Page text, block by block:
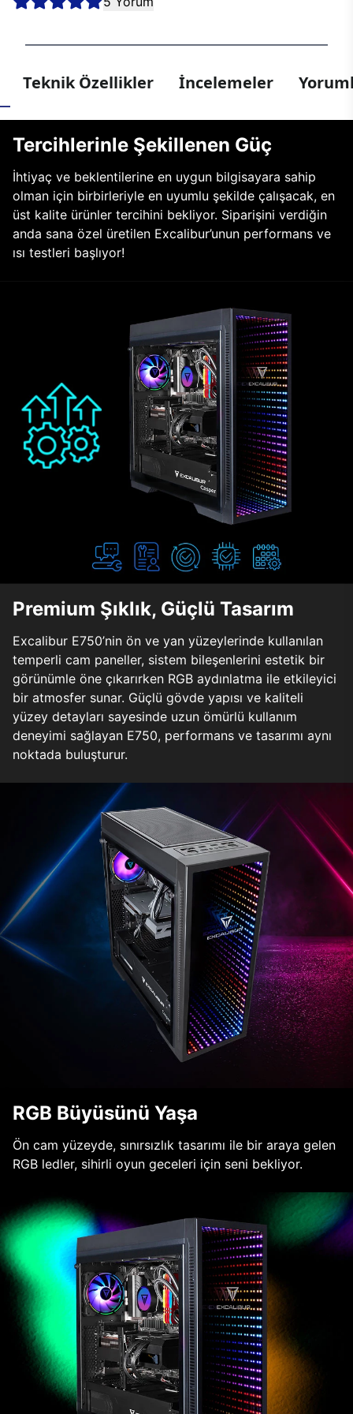
Teknik Özellikler İncelemeler
Tercihlerinle Şekillenen Güç
İhtiyaç ve beklentilerine en uygun bilgisayara sahip
olman için birbirleriyle en uyumlu şekilde çalışacak, en
üst kalite ürünler tercihini bekliyor. Siparişini verdiğin
anda sana özel üretilen Excalibur’unun performans ve
ısı testleri başlıyor!
Premium Şıklık, Güçlü Tasarım
Excalibur E750’nin ön ve yan yüzeylerinde kullanılan
temperli cam paneller, sistem bileşenlerini estetik bir
görünümle öne çıkarırken RGB aydınlatma ile etkileyici
bir atmosfer sunar. Güçlü gövde yapısı ve kaliteli
yüzey detayları sayesinde uzun ömürlü kullanım
deneyimi sağlayan E750, performans ve tasarımı aynı
noktada buluşturur.
RGB Büyüsünü Yaşa
Ön cam yüzeyde, sınırsızlık tasarımı ile bir araya gelen
RGB ledler, sihirli oyun geceleri için seni bekliyor.